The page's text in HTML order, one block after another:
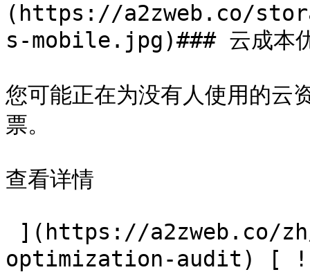
(https://a2zweb.co/
s-mobile.jpg)### 云成本
您可能正在为没有人使用的云
票。
查看详情
optimization-audit) [ ![投